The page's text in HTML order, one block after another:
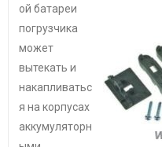
ой батареи
погрузчика
может
вытекать и
накапливатьс
я на корпусах
аккумуляторн